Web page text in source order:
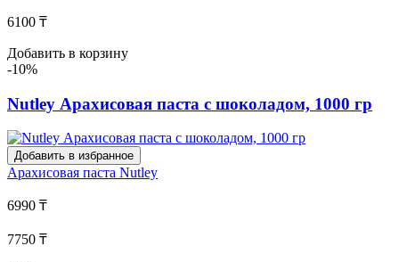
6100 ₸
Добавить в корзину
-10%
Nutley Арахисовая паста с шоколадом, 1000 гр
Добавить в избранное
Арахисовая паста Nutley
6990 ₸
7750 ₸